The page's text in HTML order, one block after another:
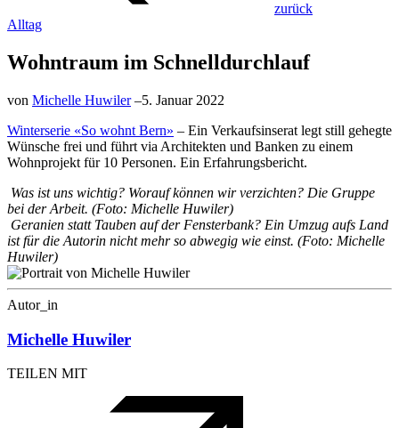
zurück
Alltag
Wohntraum im Schnelldurchlauf
von Michelle Huwiler –5. Januar 2022
Winterserie «So wohnt Bern» – Ein Verkaufsinserat legt still gehegte
Wünsche frei und führt via Architekten und Banken zu einem
Wohnprojekt für 10 Personen. Ein Erfahrungsbericht.
Was ist uns wichtig? Worauf können wir verzichten? Die Gruppe
bei der Arbeit. (Foto: Michelle Huwiler)
Geranien statt Tauben auf der Fensterbank? Ein Umzug aufs Land
ist für die Autorin nicht mehr so abwegig wie einst. (Foto: Michelle
Huwiler)
Autor_in
Michelle Huwiler
TEILEN MIT